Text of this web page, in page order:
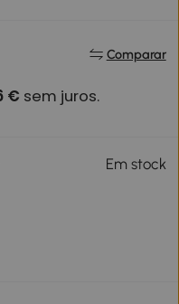
Comparar
Em stock